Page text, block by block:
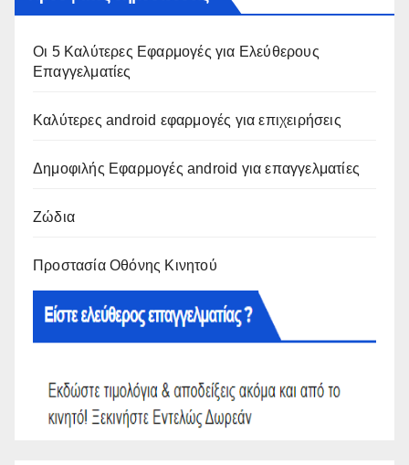
Οι 5 Καλύτερες Εφαρμογές για Ελεύθερους
Επαγγελματίες
Καλύτερες android εφαρμογές για επιχειρήσεις
Δημοφιλής Εφαρμογές android για επαγγελματίες
Ζώδια
Προστασία Οθόνης Κινητού